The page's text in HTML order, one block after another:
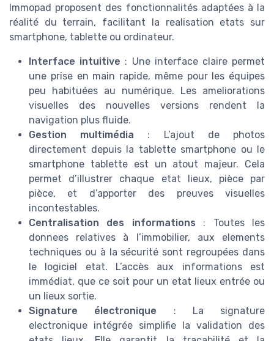
Immopad proposent des fonctionnalités adaptées à la
réalité du terrain, facilitant la realisation etats sur
smartphone, tablette ou ordinateur.
Interface intuitive : Une interface claire permet
une prise en main rapide, même pour les équipes
peu habituées au numérique. Les ameliorations
visuelles des nouvelles versions rendent la
navigation plus fluide.
Gestion multimédia : L’ajout de photos
directement depuis la tablette smartphone ou le
smartphone tablette est un atout majeur. Cela
permet d’illustrer chaque etat lieux, pièce par
pièce, et d’apporter des preuves visuelles
incontestables.
Centralisation des informations : Toutes les
donnees relatives à l’immobilier, aux elements
techniques ou à la sécurité sont regroupées dans
le logiciel etat. L’accès aux informations est
immédiat, que ce soit pour un etat lieux entrée ou
un lieux sortie.
Signature électronique : La signature
electronique intégrée simplifie la validation des